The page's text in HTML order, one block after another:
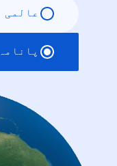
عالمی
پانامہ